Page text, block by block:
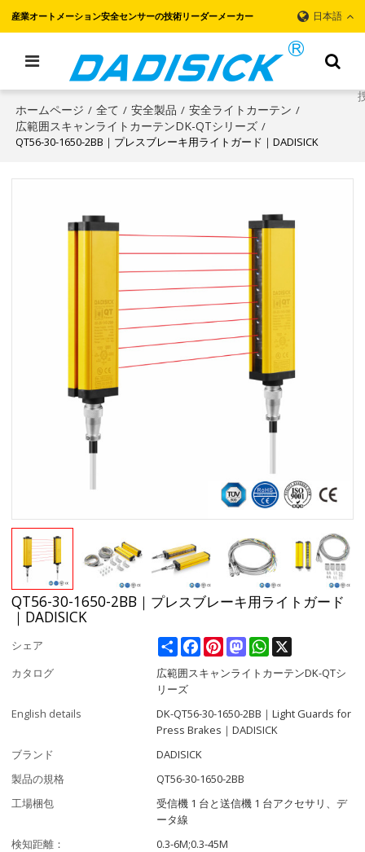
産業オートメーション安全センサーの技術リーダーメーカー 日本語
ホームページ / 全て / 安全製品 / 安全ライトカーテン /
広範囲スキャンライトカーテンDK-QTシリーズ /
QT56-30-1650-2BB｜プレスブレーキ用ライトガード｜DADISICK
QT56-30-1650-2BB｜プレスブレーキ用ライトガード
｜DADISICK
シェア ShareFacebookPinterestMastodonWhatsApp
カタログ
広範囲スキャンライトカーテンDK-QTシ
リーズ
English details
DK-QT56-30-1650-2BB｜Light Guards for
Press Brakes｜DADISICK
ブランド
DADISICK
製品の規格
QT56-30-1650-2BB
工場梱包
受信機 1 台と送信機 1 台アクセサリ、デ
ータ線
検知距離：
0.3-6M;0.3-45M